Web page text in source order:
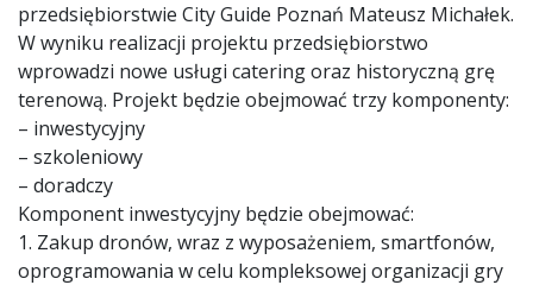
przedsiębiorstwie City Guide Poznań Mateusz Michałek.
W wyniku realizacji projektu przedsiębiorstwo
wprowadzi nowe usługi catering oraz historyczną grę
terenową. Projekt będzie obejmować trzy komponenty:
– inwestycyjny
– szkoleniowy
– doradczy
Komponent inwestycyjny będzie obejmować:
1. Zakup dronów, wraz z wyposażeniem, smartfonów,
oprogramowania w celu kompleksowej organizacji gry